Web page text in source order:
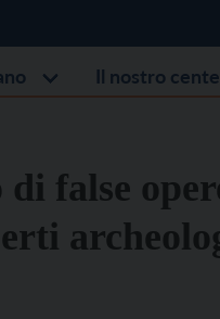
Il nostro
false